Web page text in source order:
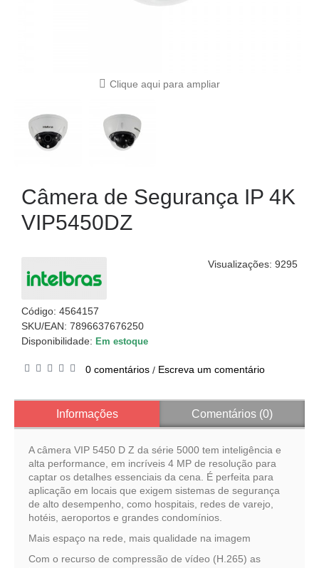
Clique aqui para ampliar
Câmera de Segurança IP 4K
VIP5450DZ
Visualizações: 9295
Código: 4564157
SKU/EAN: 7896637676250
Disponibilidade: Em estoque
0 comentários / Escreva um comentário
Informações Comentários (0)
A câmera VIP 5450 D Z da série 5000 tem inteligência e
alta performance, em incríveis 4 MP de resolução para
captar os detalhes essenciais da cena. É perfeita para
aplicação em locais que exigem sistemas de segurança
de alto desempenho, como hospitais, redes de varejo,
hotéis, aeroportos e grandes condomínios.
Mais espaço na rede, mais qualidade na imagem
Com o recurso de compressão de vídeo (H.265) as